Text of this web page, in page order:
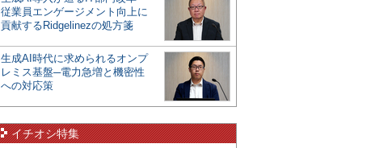
従業員エンゲージメント向上に
貢献するRidgelinezの処方箋
生成AI時代に求められるオンプ
レミス基盤─電力急増と機密性
への対応策
イチオシ特集